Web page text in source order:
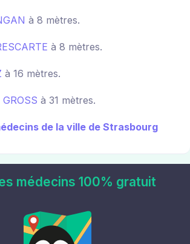
à 8 mètres.
à 8 mètres.
à 16 mètres.
à 31 mètres.
de la ville de Strasbourg
médecins 100% gratuit